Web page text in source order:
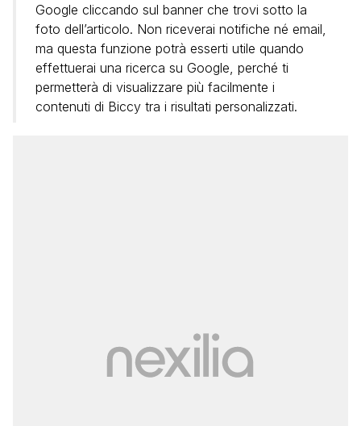
Google cliccando sul banner che trovi sotto la
foto dell’articolo. Non riceverai notifiche né email,
ma questa funzione potrà esserti utile quando
effettuerai una ricerca su Google, perché ti
permetterà di visualizzare più facilmente i
contenuti di Biccy tra i risultati personalizzati.